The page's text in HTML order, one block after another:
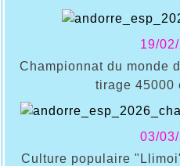
19/
Championnat du monde
tirage 45000
03/
Culture populaire